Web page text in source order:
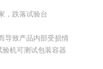
，跌落试验台
导致产品内部受损情
机可测试包装容器